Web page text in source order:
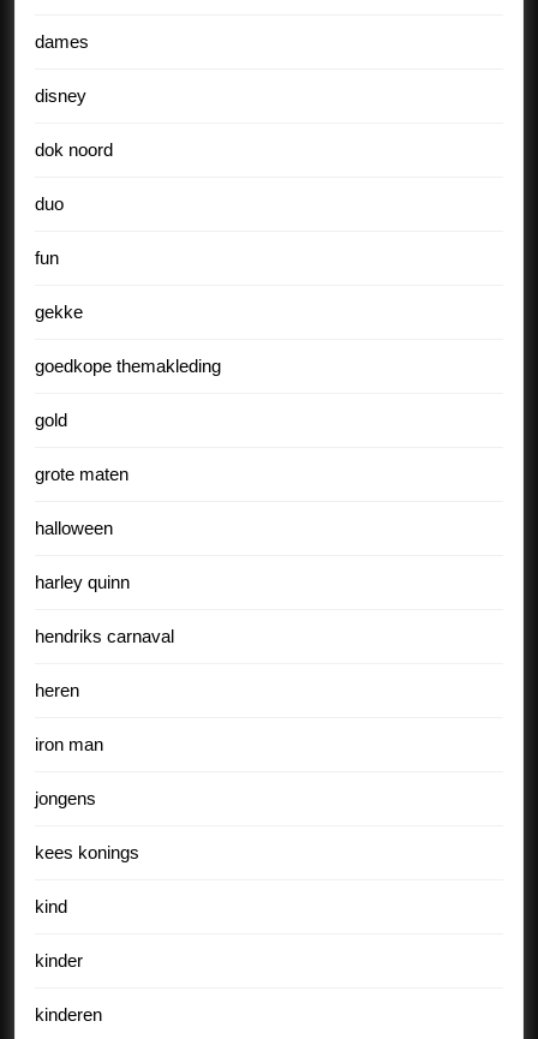
dames
disney
dok noord
duo
fun
gekke
goedkope themakleding
gold
grote maten
halloween
harley quinn
hendriks carnaval
heren
iron man
jongens
kees konings
kind
kinder
kinderen